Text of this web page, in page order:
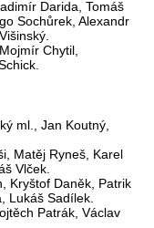
Darida, Tomáš
Sochůrek, Alexandr
Chytil,
ml., Jan Koutný,
Matěj Ryneš, Karel
Vlček.
Kryštof Daněk, Patrik
Lukáš Sadílek.
Patrák, Václav